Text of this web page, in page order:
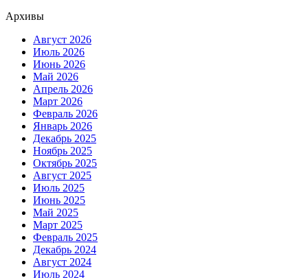
Архивы
Август 2026
Июль 2026
Июнь 2026
Май 2026
Апрель 2026
Март 2026
Февраль 2026
Январь 2026
Декабрь 2025
Ноябрь 2025
Октябрь 2025
Август 2025
Июль 2025
Июнь 2025
Май 2025
Март 2025
Февраль 2025
Декабрь 2024
Август 2024
Июль 2024